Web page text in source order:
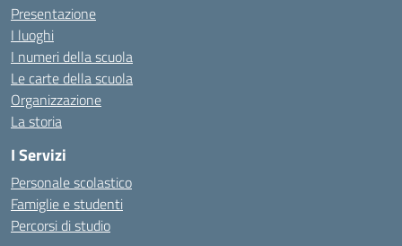
Presentazione
I luoghi
I numeri della scuola
Le carte della scuola
Organizzazione
La storia
I Servizi
Personale scolastico
Famiglie e studenti
Percorsi di studio